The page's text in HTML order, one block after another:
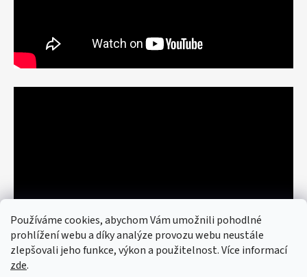
Používáme cookies, abychom Vám umožnili pohodlné
prohlížení webu a díky analýze provozu webu neustále
zlepšovali jeho funkce, výkon a použitelnost. Více informací
zde.